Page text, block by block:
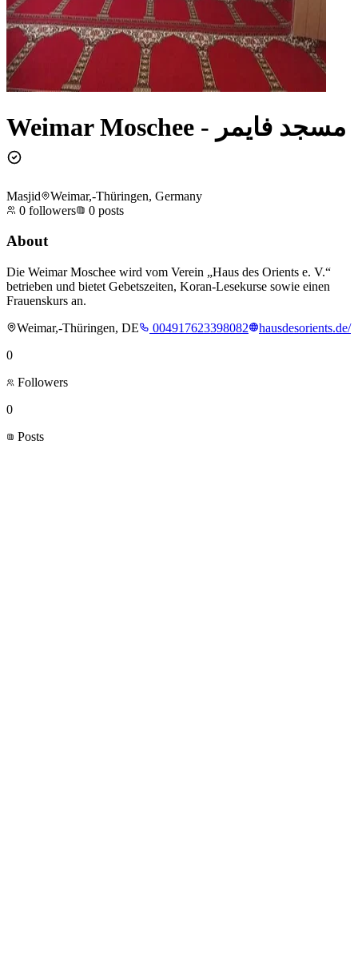
Weimar Moschee - مسجد فايمر
Masjid
Weimar,-Thüringen, Germany
0 followers 0 posts
About
Die Weimar Moschee wird vom Verein „Haus des Orients e. V.“
betrieben und bietet Gebetszeiten, Koran-Lesekurse sowie einen
Frauenskurs an.
Weimar,-Thüringen, DE
004917623398082
hausdesorients.de/
0
Followers
0
Posts